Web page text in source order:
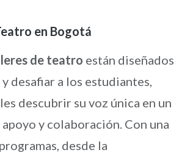
en Bogotá
de teatro están diseñados
desafiar a los estudiantes,
descubrir su voz única en un
y colaboración. Con una
desde la